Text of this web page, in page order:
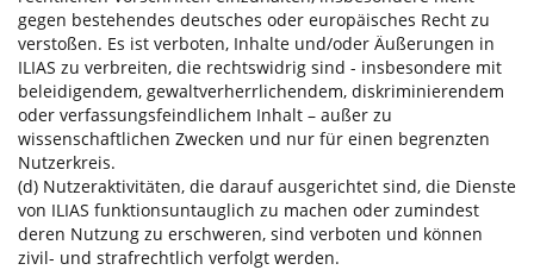
gegen bestehendes deutsches oder europäisches Recht zu
verstoßen. Es ist verboten, Inhalte und/oder Äußerungen in
ILIAS zu verbreiten, die rechtswidrig sind - insbesondere mit
beleidigendem, gewaltverherrlichendem, diskriminierendem
oder verfassungsfeindlichem Inhalt – außer zu
wissenschaftlichen Zwecken und nur für einen begrenzten
Nutzerkreis.
(d) Nutzeraktivitäten, die darauf ausgerichtet sind, die Dienste
von ILIAS funktionsuntauglich zu machen oder zumindest
deren Nutzung zu erschweren, sind verboten und können
zivil- und strafrechtlich verfolgt werden.